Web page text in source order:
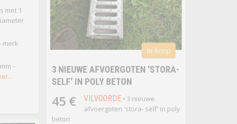
met 1
merk
-
te koop
3 NIEUWE AFVOERGOTEN 'STORA-
SELF' IN POLY BETON
45 € VILVOORDE • 3 nieuwe
afvoergoten 'stora- self' in poly
beton